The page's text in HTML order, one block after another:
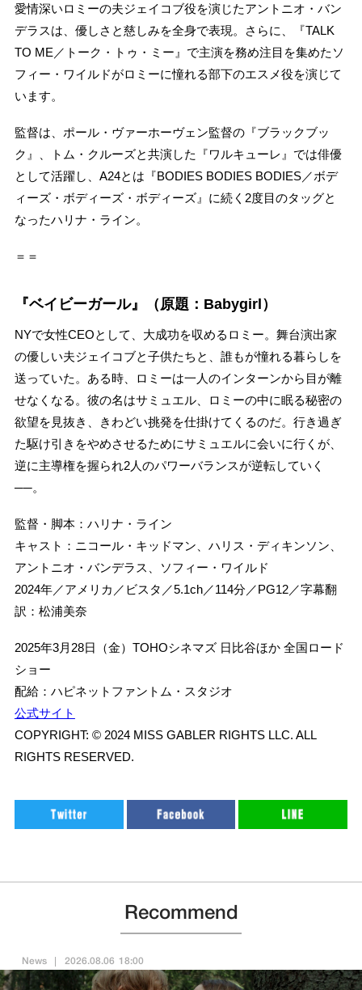
愛情深いロミーの夫ジェイコブ役を演じたアントニオ・バン
デラスは、優しさと慈しみを全身で表現。さらに、『TALK
TO ME／トーク・トゥ・ミー』で主演を務め注目を集めたソ
フィー・ワイルドがロミーに憧れる部下のエスメ役を演じて
います。
監督は、ポール・ヴァーホーヴェン監督の『ブラックブッ
ク』、トム・クルーズと共演した『ワルキューレ』では俳優
として活躍し、A24とは『BODIES BODIES BODIES／ボデ
ィーズ・ボディーズ・ボディーズ』に続く2度目のタッグと
なったハリナ・ライン。
＝＝
『ベイビーガール』（原題：Babygirl）
NYで女性CEOとして、大成功を収めるロミー。舞台演出家
の優しい夫ジェイコブと子供たちと、誰もが憧れる暮らしを
送っていた。ある時、ロミーは一人のインターンから目が離
せなくなる。彼の名はサミュエル、ロミーの中に眠る秘密の
欲望を見抜き、きわどい挑発を仕掛けてくるのだ。行き過ぎ
た駆け引きをやめさせるためにサミュエルに会いに行くが、
逆に主導権を握られ2人のパワーバランスが逆転していく
──。
監督・脚本：ハリナ・ライン
キャスト：ニコール・キッドマン、ハリス・ディキンソン、
アントニオ・バンデラス、ソフィー・ワイルド
2024年／アメリカ／ビスタ／5.1ch／114分／PG12／字幕翻
訳：松浦美奈
2025年3月28日（金）TOHOシネマズ 日比谷ほか 全国ロード
ショー
配給：ハピネットファントム・スタジオ
公式サイト
COPYRIGHT: © 2024 MISS GABLER RIGHTS LLC. ALL
RIGHTS RESERVED.
Recommend
News 2026.08.06 18:00